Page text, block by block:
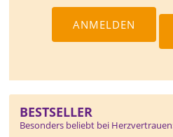
BESTSELLER
Besonders beliebt bei